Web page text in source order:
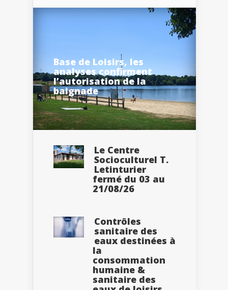
Base de Loisirs, les
analyses confirment
l’autorisation de la
baignade
Le Centre
Socioculturel T.
Letinturier
fermé du 03 au
21/08/26
Contrôles
sanitaire des
eaux destinées à
la
consommation
humaine &
sanitaire des